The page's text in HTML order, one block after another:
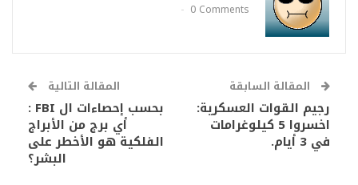
0 Comments
المقالة السابقة
رجيم القوات العسكرية:
اخسروا 5 كيلوغرامات
في 3 أيام.
المقالة التالية
بحسب إحصاءات ال FBI :
أي برج من الأبراج
الفلكية هو الأخطر على
البشر؟